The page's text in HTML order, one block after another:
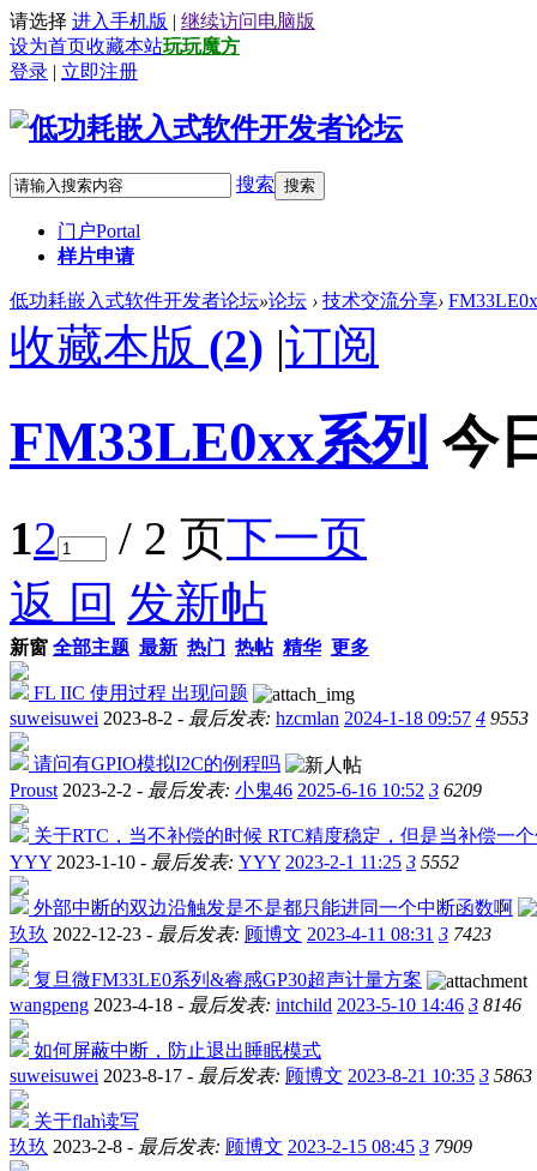
请选择 进入手机版 | 继续访问电脑版
设为首页收藏本站玩玩魔方
登录 | 立即注册
搜索 搜索
门户Portal
样片申请
低功耗嵌入式软件开发者论坛»论坛 › 技术交流分享›
收藏本版 (2) |订阅
FM33LE0xx系列 今
12 / 2 页下一页
返 回 发新帖
新窗 全部主题 最新 热门 热帖 精华 更多
FL IIC 使用过程 出现问题
suweisuwei 2023-8-2 - 最后发表: hzcmlan 2024-1-18 09:57 4 9553
请问有GPIO模拟I2C的例程吗
Proust 2023-2-2 - 最后发表: 小鬼46 2025-6-16 10:52 3 6209
关于RTC，当不补偿的时候 RTC精度稳定，但是当补偿一
YYY 2023-1-10 - 最后发表: YYY 2023-2-1 11:25 3 5552
外部中断的双边沿触发是不是都只能进同一个中断函数啊
玖玖 2022-12-23 - 最后发表: 顾博文 2023-4-11 08:31 3 7423
复旦微FM33LE0系列&睿感GP30超声计量方案
wangpeng 2023-4-18 - 最后发表: intchild 2023-5-10 14:46 3 8146
如何屏蔽中断，防止退出睡眠模式
suweisuwei 2023-8-17 - 最后发表: 顾博文 2023-8-21 10:35 3 5863
关于flah读写
玖玖 2023-2-8 - 最后发表: 顾博文 2023-2-15 08:45 3 7909